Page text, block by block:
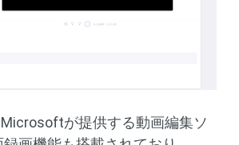
が提供する動画編集ソ